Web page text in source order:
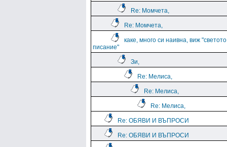
Re: Момчета,
Re: Момчета,
каке, много си наивна, виж "светото
писание"
Зи,
Re: Мелиса,
Re: Мелиса,
Re: Мелиса,
Re: ОБЯВИ И ВЪПРОСИ
Re: ОБЯВИ И ВЪПРОСИ